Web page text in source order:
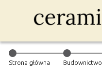
Strona główna Budownictwo